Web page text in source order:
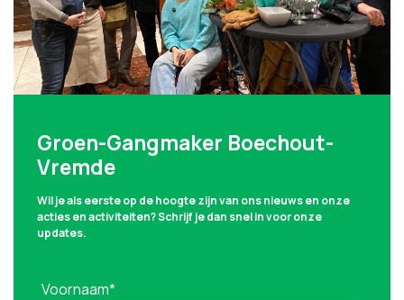
Groen-Gangmaker Boechout-
Vremde
Wil je als eerste op de hoogte zijn van ons nieuws en onze
acties en activiteiten? Schrijf je dan snel in voor onze
updates.
Voornaam*